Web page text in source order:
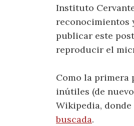
Instituto
reconocimientos
publicar este
reproducir el
Como la primera
inútiles (de
Wikipedia,
buscada.